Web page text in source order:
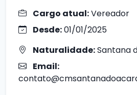
Cargo atual:Vereador
Desde:01/01/2025
Naturalidade:Santana
Email: